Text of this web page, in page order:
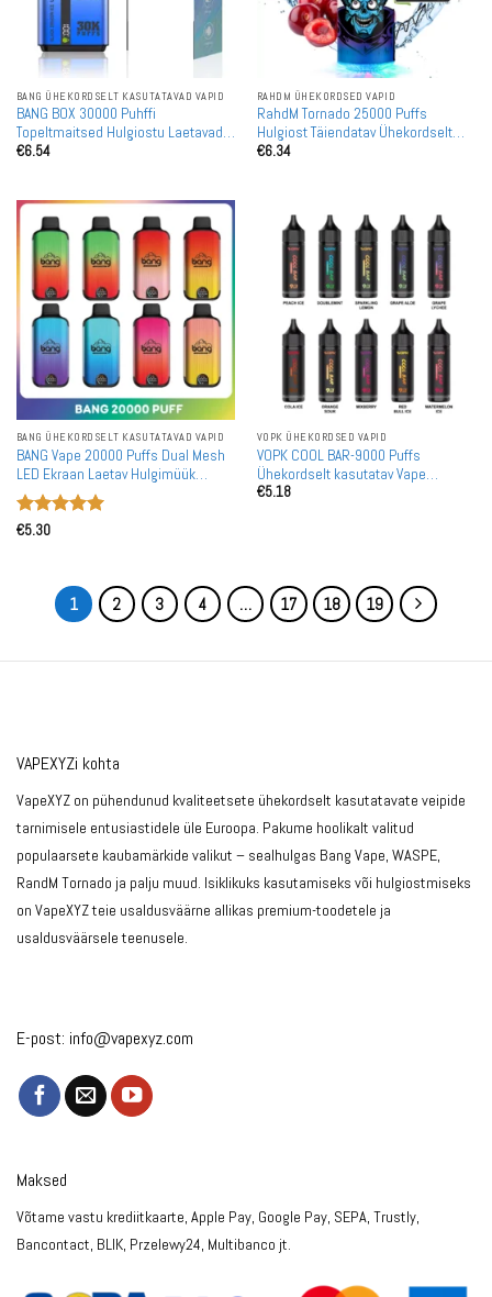
BANG ÜHEKORDSELT KASUTATAVAD VAPID
BANG BOX 30000 Puhffi
Topeltmaitsed Hulgiostu Laetavad
Ühekordsed Vapes Hulgimüük
€6.54
RAHDM ÜHEKORDSED VAPID
RahdM Tornado 25000 Puffs
Hulgiost Täiendatav Ühekordselt
Kasutatav Vape Hulgimüük
€6.34
BANG ÜHEKORDSELT KASUTATAVAD VAPID
BANG Vape 20000 Puffs Dual Mesh
LED Ekraan Laetav Hulgimüük
Ühekordselt Kasutatav Vape
Hulgiostmine
Hinnanguga
€5.30
VOPK ÜHEKORDSED VAPID
VOPK COOL BAR-9000 Puffs
Ühekordselt kasutatav Vape
Hulgimüük
€5.18
1 2 3 4 … 17 18 19
VAPEXYZi kohta
VapeXYZ on pühendunud kvaliteetsete ühekordselt kasutatavate veipide
tarnimisele entusiastidele üle Euroopa. Pakume hoolikalt valitud
populaarsete kaubamärkide valikut – sealhulgas Bang Vape, WASPE,
RandM Tornado ja palju muud. Isiklikuks kasutamiseks või hulgiostmiseks
on VapeXYZ teie usaldusväärne allikas premium-toodetele ja
usaldusväärsele teenusele.
E-post: info@vapexyz.com
Maksed
Võtame vastu krediitkaarte, Apple Pay, Google Pay, SEPA, Trustly,
Bancontact, BLIK, Przelewy24, Multibanco jt.